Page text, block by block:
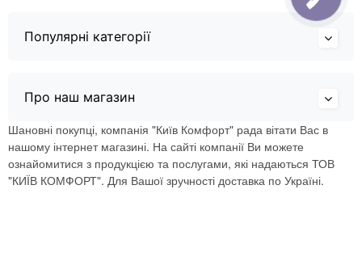
Популярні категорії
Про наш магазин
Шановні покупці, компанія "Київ Комфорт" рада вітати Вас в
нашому інтернет магазині. На сайті компанії Ви можете
ознайомитися з продукцією та послугами, які надаються ТОВ
"КИЇВ КОМФОРТ". Для Вашої зручності доставка по Україні.